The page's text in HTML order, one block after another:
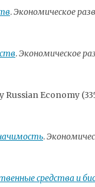
.Экономическое
.Экономическое
Economy
.
средства и